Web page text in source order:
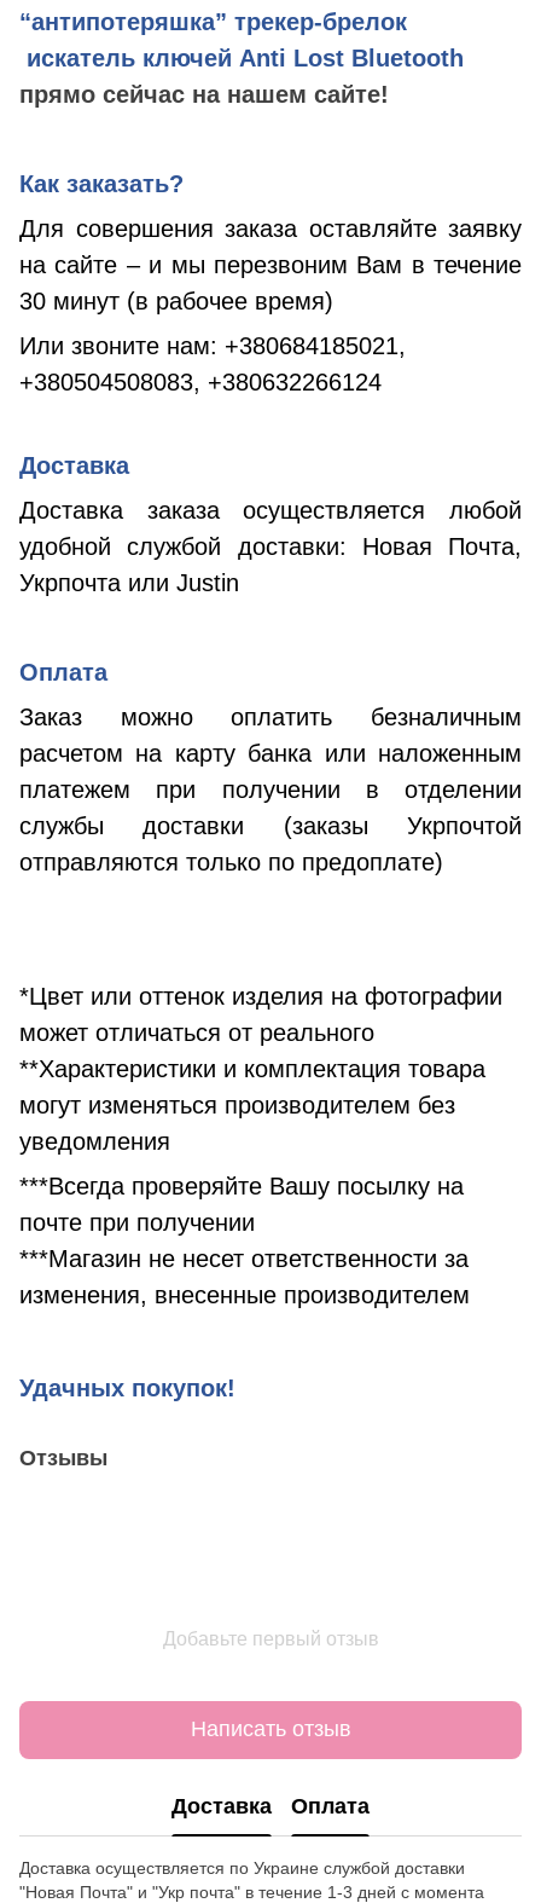
“антипотеряшка” трекер-брелок
искатель ключей Anti Lost Bluetooth
прямо сейчас на нашем сайте!
Как заказать?
Для совершения заказа оставляйте заявку
на сайте – и мы перезвоним Вам в течение
30 минут (в рабочее время)
Или звоните нам: +380684185021,
+380504508083, +380632266124
Доставка
Доставка заказа осуществляется любой
удобной службой доставки: Новая Почта,
Укрпочта или Justin
Оплата
Заказ можно оплатить безналичным
расчетом на карту банка или наложенным
платежем при получении в отделении
службы доставки (заказы Укрпочтой
отправляются только по предоплате)
*Цвет или оттенок изделия на фотографии
может отличаться от реального
**Характеристики и комплектация товара
могут изменяться производителем без
уведомления
***Всегда проверяйте Вашу посылку на
почте при получении
***Магазин не несет ответственности за
изменения, внесенные производителем
Удачных покупок!
Отзывы
Добавьте первый отзыв
Написать отзыв
Доставка Оплата
Доставка осуществляется по Украине службой доставки
"Новая Почта" и "Укр почта" в течение 1-3 дней с момента